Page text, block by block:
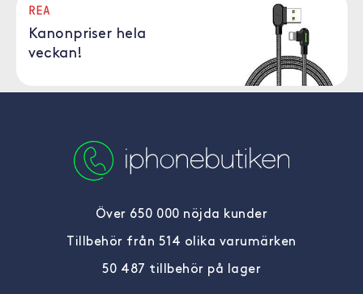
REA
Kanonpriser hela
veckan!
Över 650 000 nöjda kunder
Tillbehör från 514 olika varumärken
50 487 tillbehör på lager